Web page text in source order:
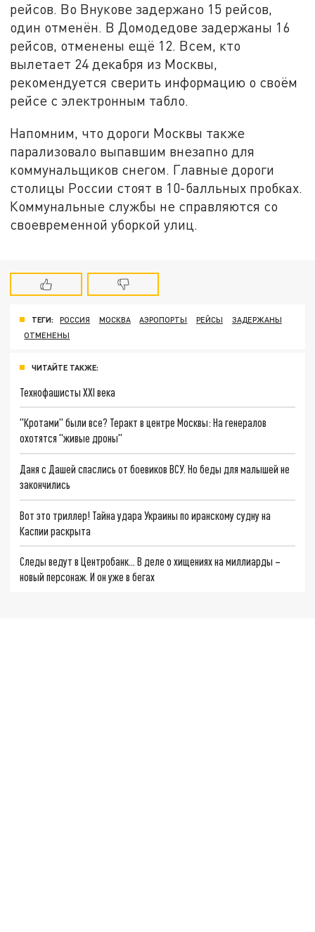
рейсов. Во Внукове задержано 15 рейсов,
один отменён. В Домодедове задержаны 16
рейсов, отменены ещё 12. Всем, кто
вылетает 24 декабря из Москвы,
рекомендуется сверить информацию о своём
рейсе с электронным табло.
Напомним, что дороги Москвы также
парализовало выпавшим внезапно для
коммунальщиков снегом. Главные дороги
столицы России стоят в 10-балльных пробках.
Коммунальные службы не справляются со
своевременной уборкой улиц.
ТЕГИ: РОССИЯ МОСКВА АЭРОПОРТЫ РЕЙСЫ
ЗАДЕРЖАНЫ
ОТМЕНЕНЫ
ЧИТАЙТЕ ТАКЖЕ:
Технофашисты XXI века
"Кротами" были все? Теракт в центре Москвы: На генералов
охотятся "живые дроны"
Даня с Дашей спаслись от боевиков ВСУ. Но беды для малышей не
закончились
Вот это триллер! Тайна удара Украины по иранскому судну на
Каспии раскрыта
Следы ведут в Центробанк… В деле о хищениях на миллиарды –
новый персонаж. И он уже в бегах